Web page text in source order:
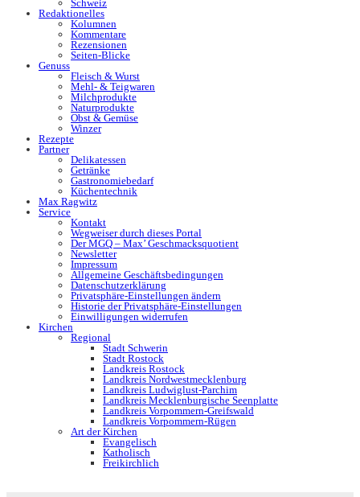
Schweiz
Redaktionelles
Kolumnen
Kommentare
Rezensionen
Seiten-Blicke
Genuss
Fleisch & Wurst
Mehl- & Teigwaren
Milchprodukte
Naturprodukte
Obst & Gemüse
Winzer
Rezepte
Partner
Delikatessen
Getränke
Gastronomiebedarf
Küchentechnik
Max Ragwitz
Service
Kontakt
Wegweiser durch dieses Portal
Der MGQ – Max’ Geschmacksquotient
Newsletter
Impressum
Allgemeine Geschäftsbedingungen
Datenschutzerklärung
Privatsphäre-Einstellungen ändern
Historie der Privatsphäre-Einstellungen
Einwilligungen widerrufen
Kirchen
Regional
Stadt Schwerin
Stadt Rostock
Landkreis Rostock
Landkreis Nordwestmecklenburg
Landkreis Ludwiglust-Parchim
Landkreis Mecklenburgische Seenplatte
Landkreis Vorpommern-Greifswald
Landkreis Vorpommern-Rügen
Art der Kirchen
Evangelisch
Katholisch
Freikirchlich